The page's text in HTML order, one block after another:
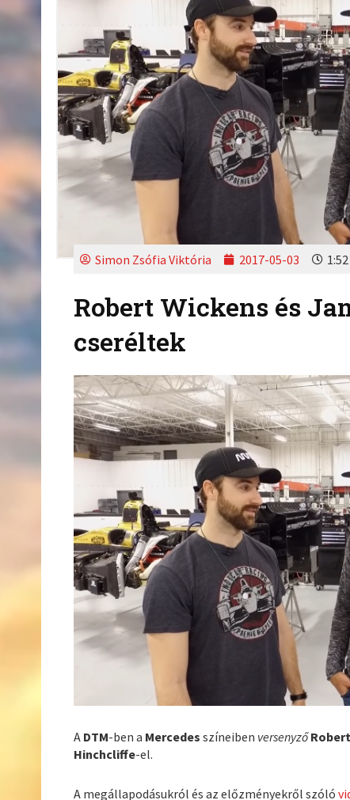
Simon Zsófia Viktória 2017-05-03
Robert Wickens és
cseréltek
A DTM-ben a Mercedes színeiben versenyző
Hinchcliffe-el.
A megállapodásukról és az előzményekről szóló